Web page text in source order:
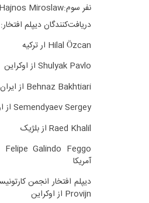
نفر سوم:Hajnos Miroslaw از لهستان
دریافت‌کنندگان دیپلم افتخار:
Hilal Özcan ار ترکیه
Shulyak Pavlo از اوکراین
Behnaz Bakhtiari از ایران
Semendyaev Sergey از اوکراین
Raed Khalil از بلژیک
آمریکا
Provijn از اوکراین